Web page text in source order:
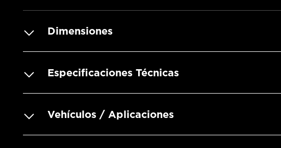
Dimensiones
Especificaciones Técnicas
Vehículos / Aplicaciones